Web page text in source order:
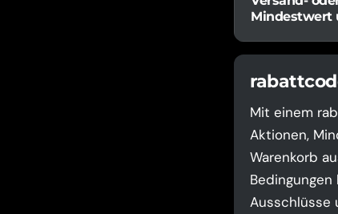
Mindestwert
Mit einem
Aktionen,
Warenkorb
Ausschlüsse